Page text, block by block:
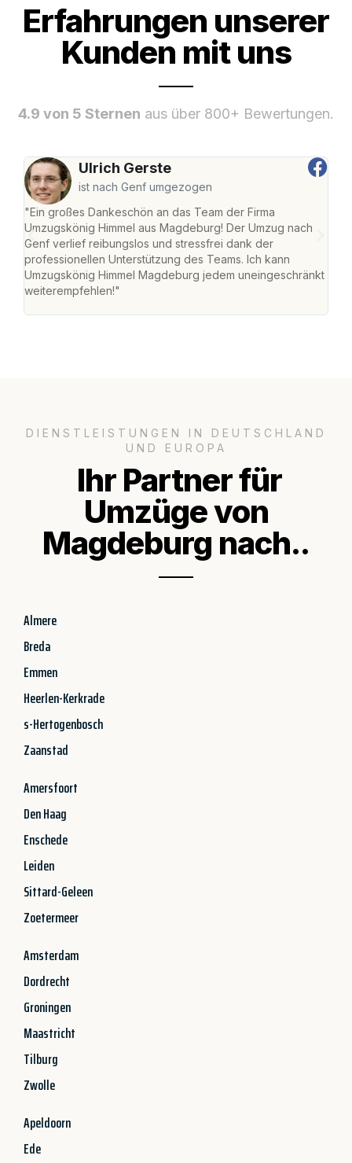
Erfahrungen unserer
Kunden mit uns
4.9 von 5 Sternen aus über 800+ Bewertungen.
Ulrich Gerste
ist nach Genf umgezogen
"Ein großes Dankeschön an das Team der Firma
Umzugskönig Himmel aus Magdeburg! Der Umzug nach
Genf verlief reibungslos und stressfrei dank der
professionellen Unterstützung des Teams. Ich kann
Umzugskönig Himmel Magdeburg jedem uneingeschränkt
weiterempfehlen!"
DIENSTLEISTUNGEN IN DEUTSCHLAND
UND EUROPA
Ihr Partner für
Umzüge von
Magdeburg nach..
Almere
Breda
Emmen
Heerlen-Kerkrade
s-Hertogenbosch
Zaanstad
Amersfoort
Den Haag
Enschede
Leiden
Sittard-Geleen
Zoetermeer
Amsterdam
Dordrecht
Groningen
Maastricht
Tilburg
Zwolle
Apeldoorn
Ede